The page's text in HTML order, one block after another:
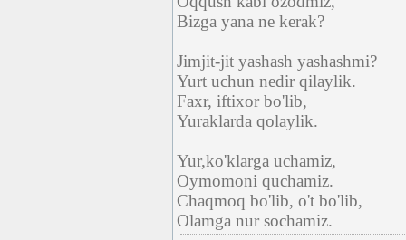
Bizga yana ne kerak?
Jimjit-jit yashash yashashmi?
Yurt uchun nedir qilaylik.
Faxr, iftixor bo'lib,
Yuraklarda qolaylik.
Yur,ko'klarga uchamiz,
Oymomoni quchamiz.
Chaqmoq bo'lib, o't bo'lib,
Olamga nur sochamiz.